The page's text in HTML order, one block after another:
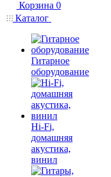
Корзина 0
Каталог
Гитарное
оборудование
Hi-Fi,
домашняя
акустика,
винил